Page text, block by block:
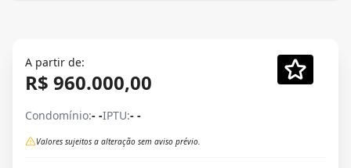
A partir de:
R$ 960.000,00
Condomínio:- -IPTU:- -
Valores sujeitos a alteração sem aviso prévio.